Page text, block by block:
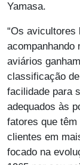
Yamasa.
“Os avicultores
acompanhando
aviários
classificação
facilidade para
adequados às
fatores que
clientes em
focado na